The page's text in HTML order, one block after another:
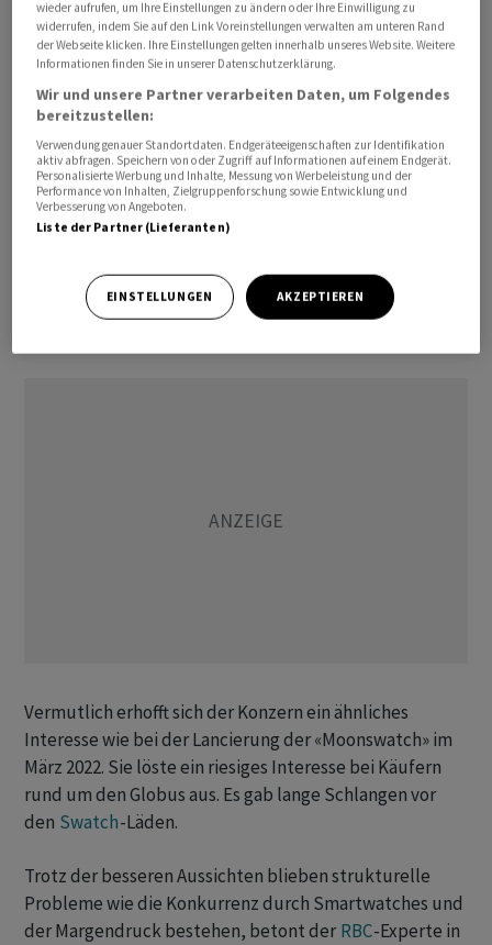
Gewinntreiber. Gleichzeitig hätten sich aber auch die
Exportdaten für günstigere und mittlere Schweizer
Uhren zuletzt verbessert, so der Experte weiter.
«Eine völlig neue Art des Zeitmessens»
Die UhrenkonzerneSwatchund Audemars Piguet
hatten die «Royal Pop» vor wenigen Tagen angekündigt.
«Zwei Schweizer Ikonen schliessen sich zusammen, um
künftige Generationen in die Welt der mechanischen
Uhren einzuführen», so der Wortlaut der Mitteilung. Die
Vermutlich erhofft sich der Konzern ein ähnliches
Interesse wie bei der Lancierung der «Moonswatch» im
März 2022. Sie löste ein riesiges Interesse bei Käufern
rund um den Globus aus. Es gab lange Schlangen vor
den Swatch-Läden.
Trotz der besseren Aussichten blieben strukturelle
Probleme wie die Konkurrenz durch Smartwatches und
der Margendruck bestehen, betont der RBC-Experte in
wieder aufrufen, um Ihre Einstellungen zu ändern oder Ihre Einwilligung zu
widerrufen, indem Sie auf den Link Voreinstellungen verwalten am unteren Rand
der Webseite klicken. Ihre Einstellungen gelten innerhalb unseres Website. Weitere
Informationen finden Sie in unserer Datenschutzerklärung.
Wir und unsere Partner verarbeiten Daten, um Folgendes
bereitzustellen:
Verwendung genauer Standortdaten. Endgeräteeigenschaften zur Identifikation
aktiv abfragen. Speichern von oder Zugriff auf Informationen auf einem Endgerät.
Personalisierte Werbung und Inhalte, Messung von Werbeleistung und der
Performance von Inhalten, Zielgruppenforschung sowie Entwicklung und
Verbesserung von Angeboten.
Liste der Partner (Lieferanten)
EINSTELLUNGEN AKZEPTIEREN